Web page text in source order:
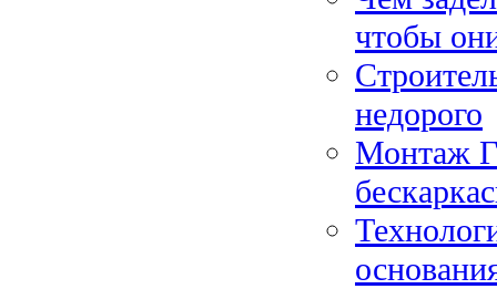
чтобы
недорого
Монтаж